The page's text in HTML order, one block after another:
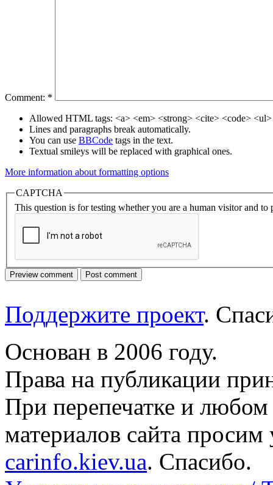
Comment: *
Allowed HTML tags: <a> <em> <strong> <cite> <code>
Lines and paragraphs break automatically.
You can use BBCode tags in the text.
Textual smileys will be replaced with graphical ones.
More information about formatting options
CAPTCHA
This question is for testing whether you are a human visitor and to
Поддержите проект.
Основан в 2006 году.
Права на публикации
При перепечатке и
материалов сайта просим
carinfo.kiev.ua. Спасибо.